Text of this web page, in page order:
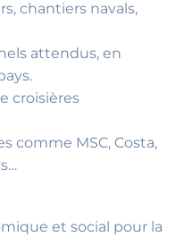
chantiers navals,
attendus, en
croisières
comme MSC, Costa,
et social pour la